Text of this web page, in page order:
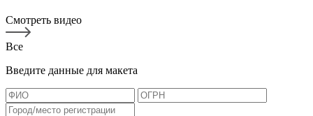
Смотреть видео
Все
Введите данные для макета